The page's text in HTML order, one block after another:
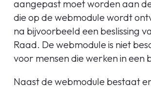
aangepast moet worden aan
die op de webmodule wordt
na bijvoorbeeld een beslissing
Raad. De webmodule is niet
voor mensen die werken in een
Naast de webmodule bestaat